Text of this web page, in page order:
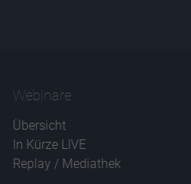
Webinare
Übersicht
In Kürze LIVE
Replay / Mediathek